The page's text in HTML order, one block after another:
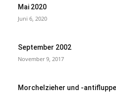
Mai 2020
Juni 6, 2020
September 2002
November 9, 2017
Morchelzieher und -